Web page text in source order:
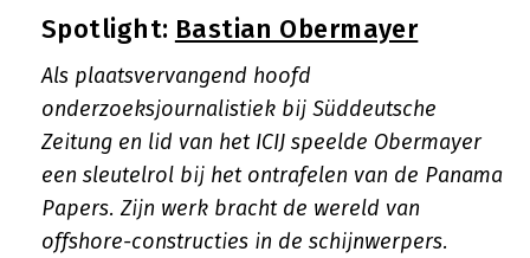
Spotlight: Bastian Obermayer
Als plaatsvervangend hoofd
onderzoeksjournalistiek bij Süddeutsche
Zeitung en lid van het ICIJ speelde Obermayer
een sleutelrol bij het ontrafelen van de Panama
Papers. Zijn werk bracht de wereld van
offshore-constructies in de schijnwerpers.